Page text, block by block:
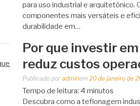
para uso industrial e arquitetônico.
componentes mais versáteis e
durabilidade em…
Por que investir
reduz custos
Publicado por adminem 20 de janeiro de
Tempo de leitura: 4 minutos
Descubra como a teflonagem